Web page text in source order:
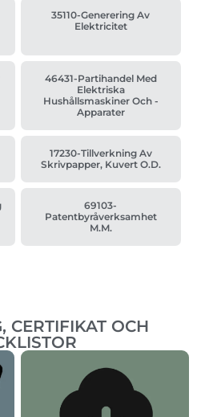
35110-Generering Av
Elektricitet
46431-Partihandel Med
Elektriska
Hushållsmaskiner Och -
Apparater
17230-Tillverkning Av
Skrivpapper, Kuvert O.d.
69103-
Patentbyråverksamhet
M.m.
CERTIFIKAT OCH